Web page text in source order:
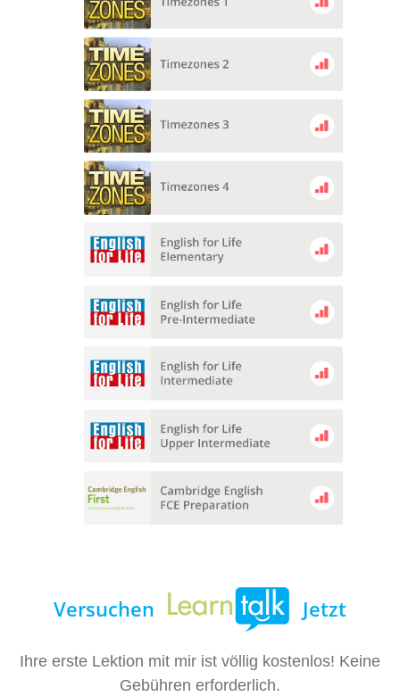
Versuchen Jetzt
Ihre erste Lektion mit mir ist völlig kostenlos! Keine
Gebühren erforderlich.